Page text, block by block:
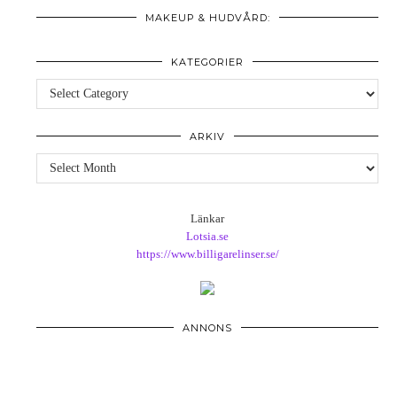
MAKEUP & HUDVÅRD:
KATEGORIER
Kategorier
ARKIV
Arkiv
Länkar
Lotsia.se
https://www.billigarelinser.se/
ANNONS